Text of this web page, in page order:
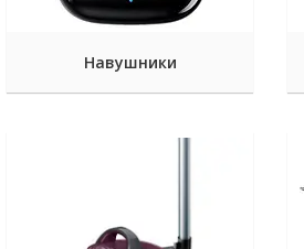
Навушники